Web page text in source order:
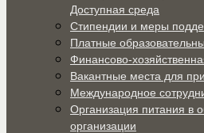
Доступная среда
Стипендии и меры
Платные
Финансово-
Вакантные места для
Международное
Организация питания в
организации